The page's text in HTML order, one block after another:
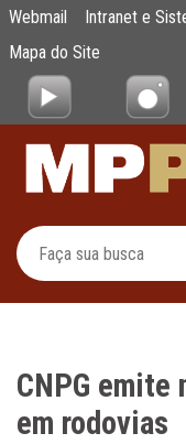
Pular para o Conteúdo
CNPG emite
Webmail Intranet e
Mapa do Site
CNPG emite
em rodovias